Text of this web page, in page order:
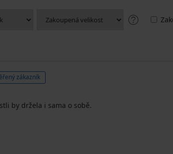
zákazník
by držela i sama o sobě.